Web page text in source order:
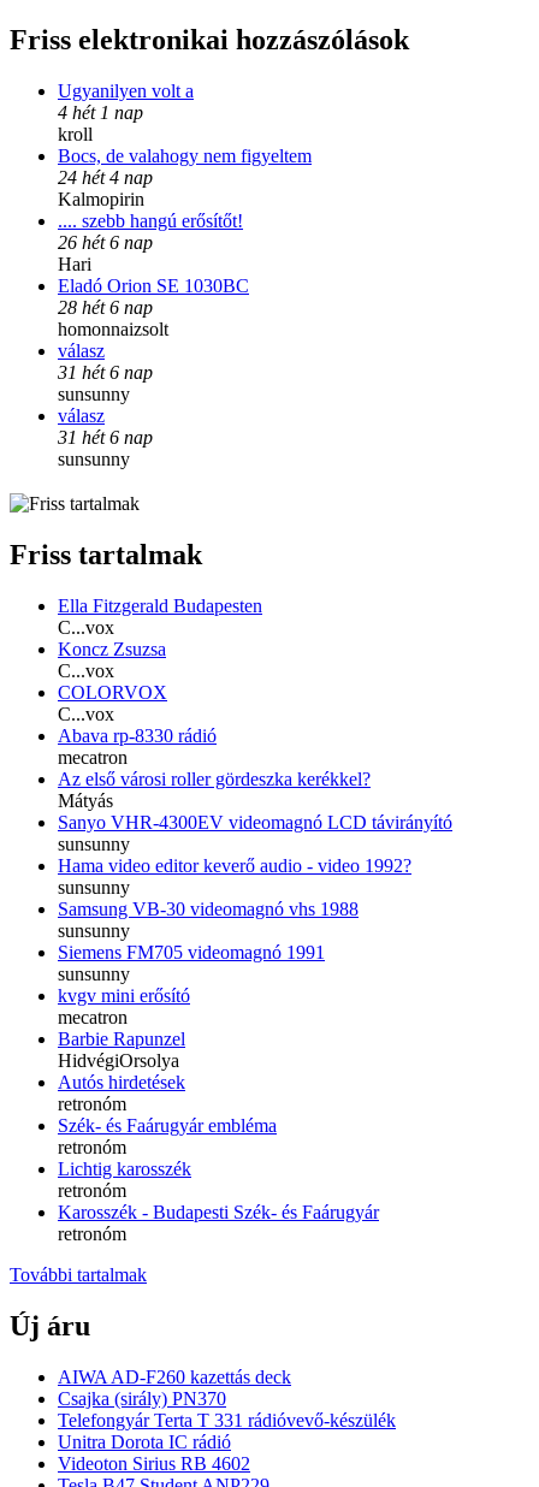
Friss elektronikai hozzászólások
Ugyanilyen volt a
4 hét 1 nap
kroll
Bocs, de valahogy nem figyeltem
24 hét 4 nap
Kalmopirin
.... szebb hangú erősítőt!
26 hét 6 nap
Hari
Eladó Orion SE 1030BC
28 hét 6 nap
homonnaizsolt
válasz
31 hét 6 nap
sunsunny
válasz
31 hét 6 nap
sunsunny
Friss tartalmak
Ella Fitzgerald Budapesten
C...vox
Koncz Zsuzsa
C...vox
COLORVOX
C...vox
Abava rp-8330 rádió
mecatron
Az első városi roller gördeszka kerékkel?
Mátyás
Sanyo VHR-4300EV videomagnó LCD távirányító
sunsunny
Hama video editor keverő audio - video 1992?
sunsunny
Samsung VB-30 videomagnó vhs 1988
sunsunny
Siemens FM705 videomagnó 1991
sunsunny
kvgv mini erősító
mecatron
Barbie Rapunzel
HidvégiOrsolya
Autós hirdetések
retronóm
Szék- és Faárugyár embléma
retronóm
Lichtig karosszék
retronóm
Karosszék - Budapesti Szék- és Faárugyár
retronóm
További tartalmak
Új áru
AIWA AD-F260 kazettás deck
Csajka (sirály) PN370
Telefongyár Terta T 331 rádióvevő-készülék
Unitra Dorota IC rádió
Videoton Sirius RB 4602